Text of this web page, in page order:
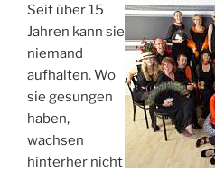
Seit über 15
Jahren kann sie
niemand
aufhalten. Wo
sie gesungen
haben,
wachsen
hinterher nicht